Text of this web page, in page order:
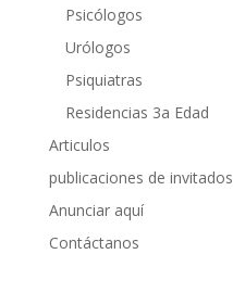
Psicólogos
Urólogos
Psiquiatras
Residencias 3a Edad
Articulos
publicaciones de invitados
Anunciar aquí
Contáctanos